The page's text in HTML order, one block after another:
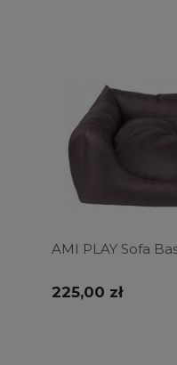
AMI PLAY Sofa
225,00 zł